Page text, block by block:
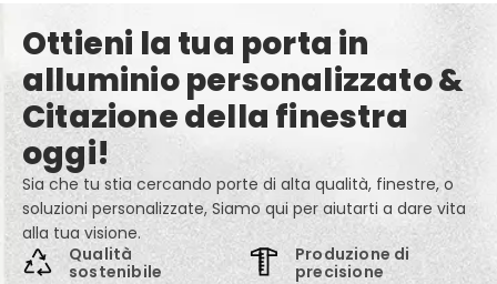
Ottieni la tua porta in
alluminio personalizzato &
Citazione della finestra
oggi!
Sia che tu stia cercando porte di alta qualità, finestre, o
soluzioni personalizzate, Siamo qui per aiutarti a dare vita
alla tua visione.
Qualità
sostenibile
Produzione di
precisione